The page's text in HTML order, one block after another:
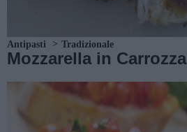
Antipasti Tradizionale
Mozzarella in Carrozza